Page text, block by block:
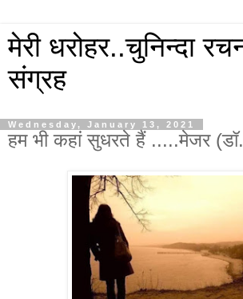
मेरी धरोहर..चुनिन्दा
संग्रह
Wednesday, January 13, 2021
हम भी कहां सुधरते हैं .....मेजर